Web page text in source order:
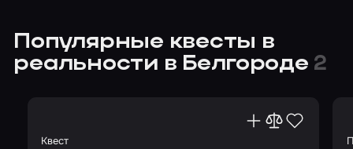
Популярные квесты в
реальности в Белгороде 2
Квест